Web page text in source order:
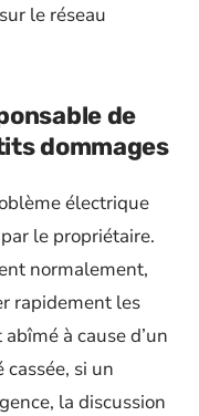
le réseau
de
dommages
électrique
le propriétaire.
normalement,
rapidement les
à cause d’un
si un
la discussion